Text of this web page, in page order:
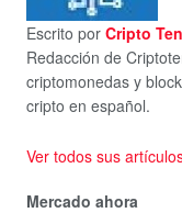
Escrito por Cripto
Redacción de
criptomonedas y
cripto en español.
Ver todos sus
Mercado ahora